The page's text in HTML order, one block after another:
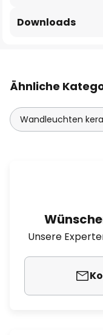
Downloads
Ähnliche
Wandleuchten
Unsere